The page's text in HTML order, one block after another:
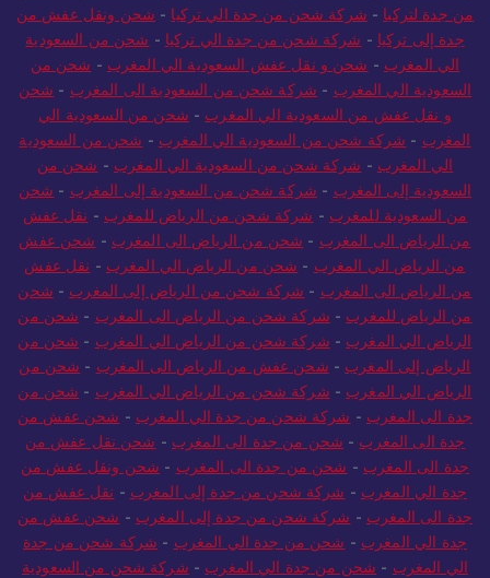
من جدة لتركيا - شركة شحن من جدة الي تركيا - شحن ونقل عفش من
جدة إلى تركيا - شركة شحن من جدة الي تركيا - شحن من السعودية
الي المغرب - شحن و نقل عفش السعودية الي المغرب - شحن من
السعودية الي المغرب - شركة شحن من السعودية الى المغرب - شحن
و نقل عفش من السعودية الي المغرب - شحن من السعودية الي
المغرب - شركة شحن من السعودية الي المغرب - شحن من السعودية
الي المغرب - شركة شحن من السعودية الي المغرب - شحن من
السعودية إلى المغرب - شركة شحن من السعودية إلى المغرب - شحن
من السعودية للمغرب - شركة شحن من الرياض للمغرب - نقل عفش
من الرياض الى المغرب - شحن من الرياض الى المغرب - شحن عفش
من الرياض الي المغرب - شحن من الرياض الي المغرب - نقل عفش
من الرياض الى المغرب - شركة شحن من الرياض إلى المغرب - شحن
من الرياض للمغرب - شركة شحن من الرياض الى المغرب - شحن من
الرياض الي المغرب - شركة شحن من الرياض الي المغرب - شحن من
الرياض إلى المغرب - شحن عفش من الرياض الى المغرب - شحن من
الرياض الي المغرب - شركة شحن من الرياض الي المغرب - شحن من
جدة الى المغرب - شركة شحن من جدة الي المغرب - شحن عفش من
جدة الى المغرب - شحن من جدة الى المغرب - شحن نقل عفش من
جدة الى المغرب - شحن من جدة الى المغرب - شحن ونقل عفش من
جدة الي المغرب - شركة شحن من جدة إلى المغرب - نقل عفش من
جدة الى المغرب - شركة شحن من جدة إلى المغرب - شحن عفش من
جدة الي المغرب - شحن من جدة الي المغرب - شركة شحن من جدة
الي المغرب - شحن من جدة الي المغرب - شركة شحن من السعودية